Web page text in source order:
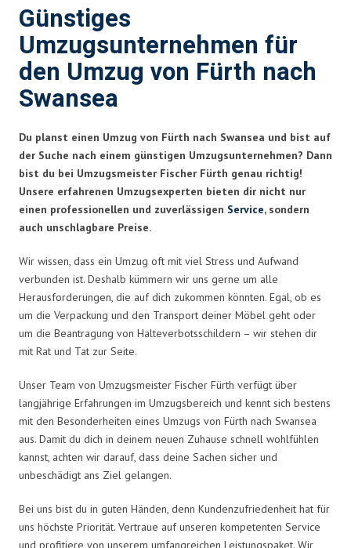
Günstiges
Umzugsunternehmen für
den Umzug von Fürth nach
Swansea
Du planst einen Umzug von Fürth nach Swansea und bist auf
der Suche nach einem günstigen Umzugsunternehmen? Dann
bist du bei Umzugsmeister Fischer Fürth genau richtig!
Unsere erfahrenen Umzugsexperten bieten dir nicht nur
einen professionellen und zuverlässigen Service, sondern
auch unschlagbare Preise.
Wir wissen, dass ein Umzug oft mit viel Stress und Aufwand
verbunden ist. Deshalb kümmern wir uns gerne um alle
Herausforderungen, die auf dich zukommen könnten. Egal, ob es
um die Verpackung und den Transport deiner Möbel geht oder
um die Beantragung von Halteverbotsschildern – wir stehen dir
mit Rat und Tat zur Seite.
Unser Team von Umzugsmeister Fischer Fürth verfügt über
langjährige Erfahrungen im Umzugsbereich und kennt sich bestens
mit den Besonderheiten eines Umzugs von Fürth nach Swansea
aus. Damit du dich in deinem neuen Zuhause schnell wohlfühlen
kannst, achten wir darauf, dass deine Sachen sicher und
unbeschädigt ans Ziel gelangen.
Bei uns bist du in guten Händen, denn Kundenzufriedenheit hat für
uns höchste Priorität. Vertraue auf unseren kompetenten Service
und profitiere von unserem umfangreichen Leistungspaket. Wir